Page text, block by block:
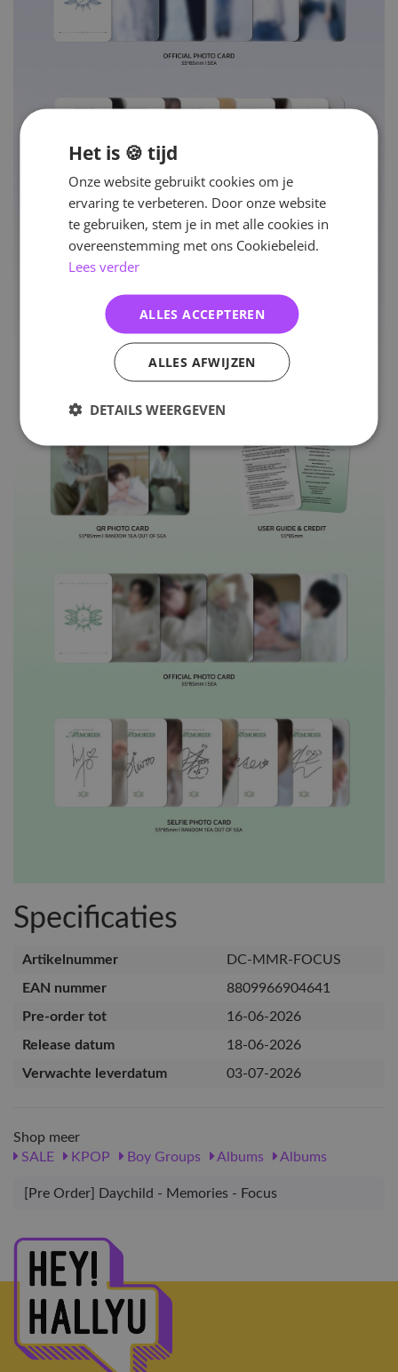
Specificaties
Artikelnummer
DC-MMR-FOCUS
EAN nummer
8809966904641
Pre-order tot
16-06-2026
Release datum
18-06-2026
Verwachte leverdatum
03-07-2026
Shop meer
SALE
KPOP Boy Groups Albums Albums
[Pre Order] Daychild - Memories - Focus
Het is 🍪 tijd
Onze website gebruikt cookies om je
ervaring te verbeteren. Door onze website
te gebruiken, stem je in met alle cookies in
overeenstemming met ons Cookiebeleid.
Lees verder
ALLES ACCEPTEREN
ALLES AFWIJZEN
DETAILS WEERGEVEN